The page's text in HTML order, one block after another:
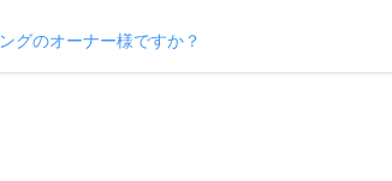
グのオーナー様ですか？